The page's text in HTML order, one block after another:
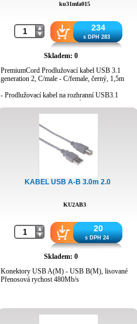
ku31mfa015
234
s DPH 283
Skladem: 0
PremiumCord Prodlužovací kabel USB 3.1
generation 2, C/male - C/female, černý, 1,5m
- Prodlužovací kabel na rozhranní USB3.1
- Druhý konektor: USB typ C samice
- Přenosová rychlost: Super-speed 10 Gbps, až
20x rychlejší než standardní USB2.0
- Zalévané konektory, které se dají zasouvat
oboustranně,v libovolné orientaci.
- Balení PVC sáček s etiketou a EAN kódem
- Délka: 1,5mKABEL USB A-B 3.0m 2.0
KU2AB3
20
s DPH 24
Skladem: 0
Konektory USB A(M) - USB B(M), lisované
Přenosová rychost 480Mb/s